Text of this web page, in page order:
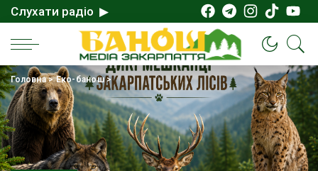
Слухати радіо ▶
Головна>Еко-банош>